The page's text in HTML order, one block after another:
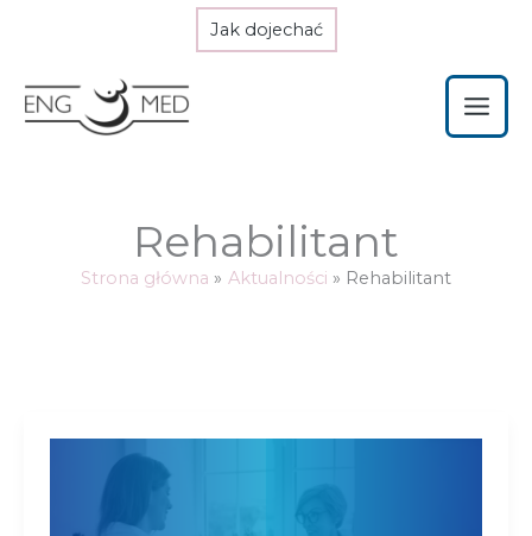
Jak dojechać
Rehabilitant
Strona główna Aktualności Rehabilitant